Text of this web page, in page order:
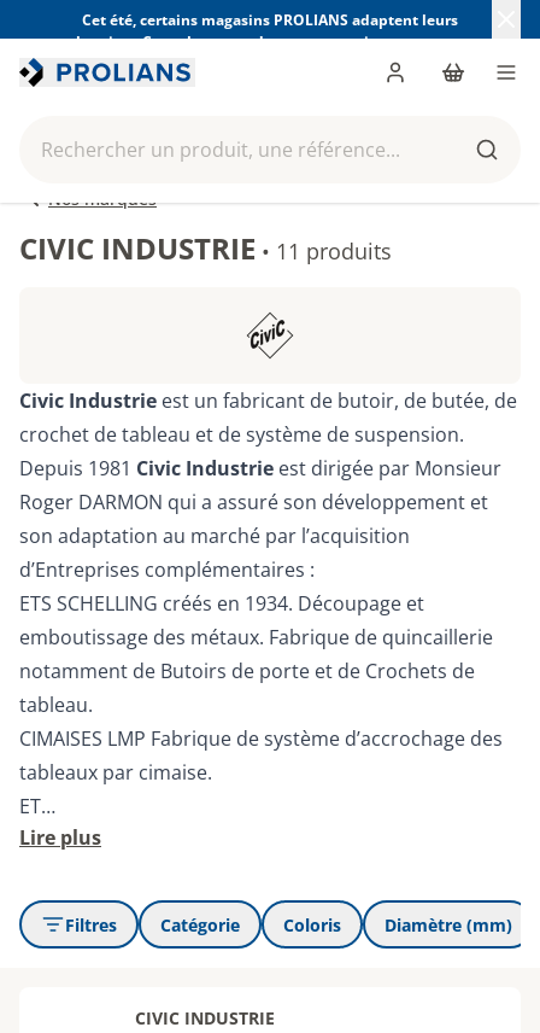
Cet été, certains magasins PROLIANS adaptent leurs
horaires. Consultez ceux de votre magasin avant votre
visite.
Rechercher un produit, une référence...
Panier
Nos marques
CIVIC INDUSTRIE • 11 produits
Civic Industrie est un fabricant de butoir, de butée, de
crochet de tableau et de système de suspension.
Depuis 1981 Civic Industrie est dirigée par Monsieur
Roger DARMON qui a assuré son développement et
son adaptation au marché par l’acquisition
d’Entreprises complémentaires :
ETS SCHELLING créés en 1934. Découpage et
emboutissage des métaux. Fabrique de quincaillerie
notamment de Butoirs de porte et de Crochets de
tableau.
CIMAISES LMP Fabrique de système d’accrochage des
tableaux par cimaise.
ET…
Lire plus
Filtres Catégorie Coloris Diamètre (mm)
CIVIC INDUSTRIE